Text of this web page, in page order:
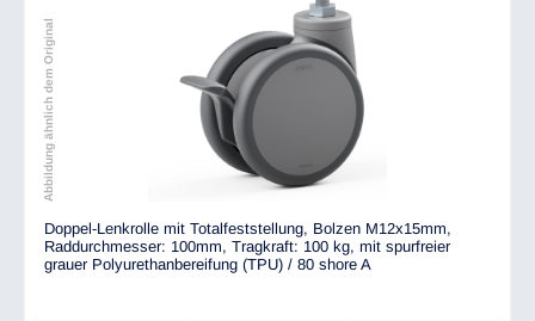
Abbildung ähnlich dem Original
Doppel-Lenkrolle mit Totalfeststellung, Bolzen M12x15mm,
Raddurchmesser: 100mm, Tragkraft: 100 kg, mit spurfreier
grauer Polyurethanbereifung (TPU) / 80 shore A